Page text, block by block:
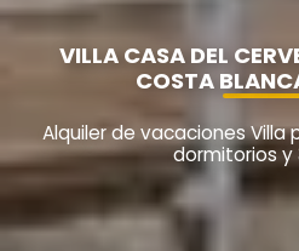
VILLA CASA DEL
COSTA
Alquiler de vacaciones Villa
dormitorios y